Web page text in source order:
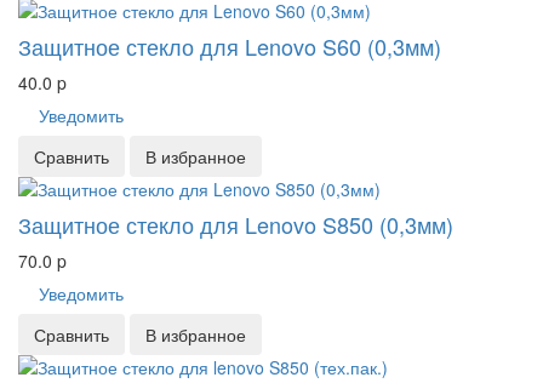
Защитное стекло для Lenovo S60 (0,3мм)
40.0 p
Уведомить
Сравнить
В избранное
Защитное стекло для Lenovo S850 (0,3мм)
70.0 p
Уведомить
Сравнить
В избранное